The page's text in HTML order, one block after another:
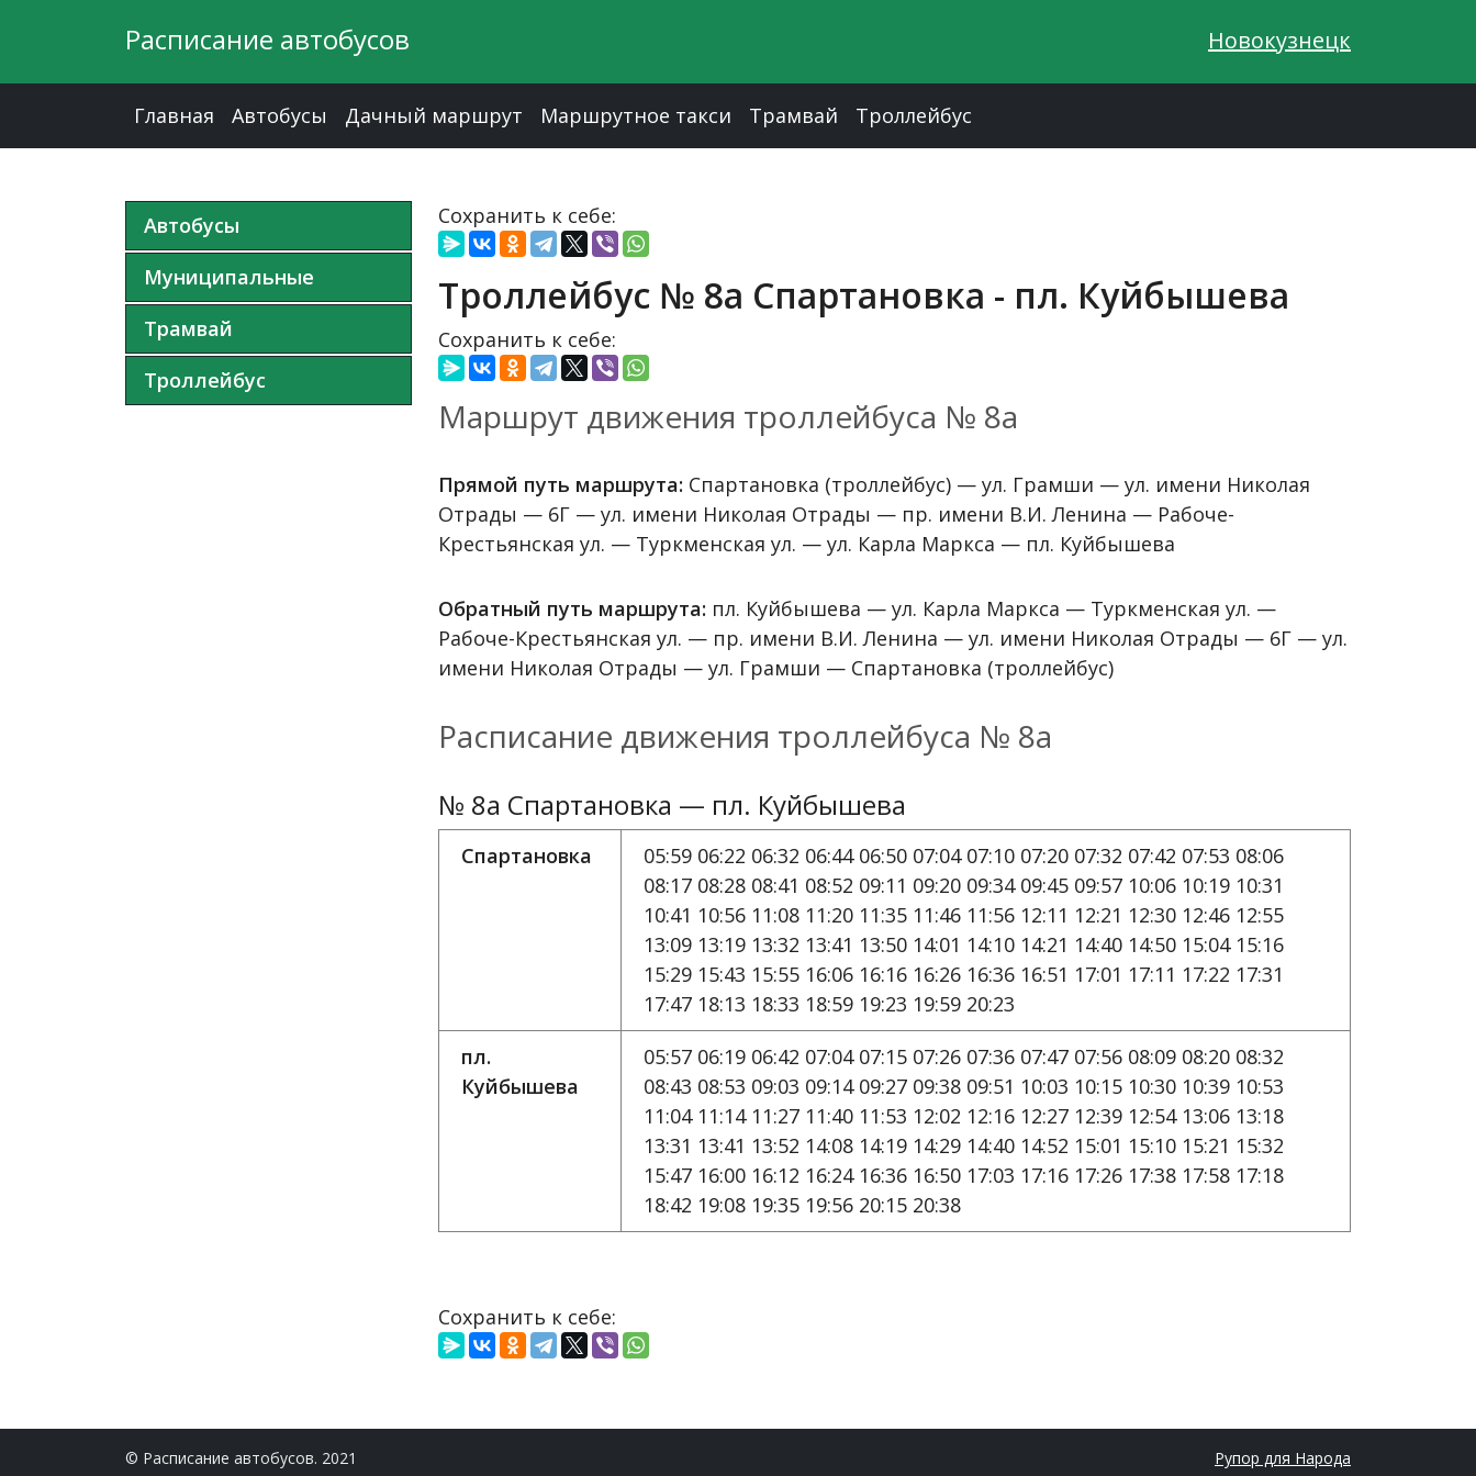
Расписание автобусов Новокузнецк
Главная Автобусы Дачный маршрут Маршрутное такси Трамвай Троллейбус
Сохранить к себе:
Троллейбус № 8а Спартановка - пл. Куйбышева
Сохранить к себе:
Маршрут движения троллейбуса № 8а
Прямой путь маршрута: Спартановка (троллейбус) — ул. Грамши — ул. имени Николая
Отрады — 6Г — ул. имени Николая Отрады — пр. имени В.И. Ленина — Рабоче-
Крестьянская ул. — Туркменская ул. — ул. Карла Маркса — пл. Куйбышева
Обратный путь маршрута: пл. Куйбышева — ул. Карла Маркса — Туркменская ул. —
Рабоче-Крестьянская ул. — пр. имени В.И. Ленина — ул. имени Николая Отрады — 6Г — ул.
имени Николая Отрады — ул. Грамши — Спартановка (троллейбус)
Расписание движения троллейбуса № 8а
№ 8а Спартановка — пл. Куйбышева
Спартановка
05:59 06:22 06:32 06:44 06:50 07:04 07:10 07:20 07:32 07:42 07:53 08:06
08:17 08:28 08:41 08:52 09:11 09:20 09:34 09:45 09:57 10:06 10:19 10:31
10:41 10:56 11:08 11:20 11:35 11:46 11:56 12:11 12:21 12:30 12:46 12:55
13:09 13:19 13:32 13:41 13:50 14:01 14:10 14:21 14:40 14:50 15:04 15:16
15:29 15:43 15:55 16:06 16:16 16:26 16:36 16:51 17:01 17:11 17:22 17:31
17:47 18:13 18:33 18:59 19:23 19:59 20:23
пл.
Куйбышева
05:57 06:19 06:42 07:04 07:15 07:26 07:36 07:47 07:56 08:09 08:20 08:32
08:43 08:53 09:03 09:14 09:27 09:38 09:51 10:03 10:15 10:30 10:39 10:53
11:04 11:14 11:27 11:40 11:53 12:02 12:16 12:27 12:39 12:54 13:06 13:18
13:31 13:41 13:52 14:08 14:19 14:29 14:40 14:52 15:01 15:10 15:21 15:32
15:47 16:00 16:12 16:24 16:36 16:50 17:03 17:16 17:26 17:38 17:58 17:18
18:42 19:08 19:35 19:56 20:15 20:38
Сохранить к себе:
Автобусы
Муниципальные
Трамвай
Троллейбус
© Расписание автобусов. 2021 Рупор для Народа